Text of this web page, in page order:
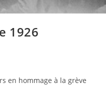
1926
en hommage à la grève